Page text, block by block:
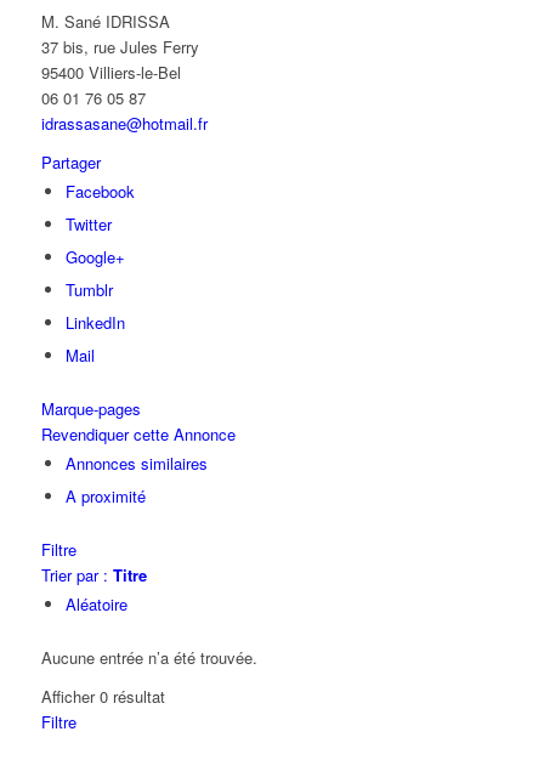
M. Sané IDRISSA
37 bis, rue Jules Ferry
95400 Villiers-le-Bel
06 01 76 05 87
idrassasane@hotmail.fr
Partager
Facebook
Twitter
Google+
Tumblr
LinkedIn
Mail
Marque-pages
Revendiquer cette Annonce
Annonces similaires
A proximité
Filtre
Trier par : Titre
Aléatoire
Aucune entrée n’a été trouvée.
Afficher 0 résultat
Filtre